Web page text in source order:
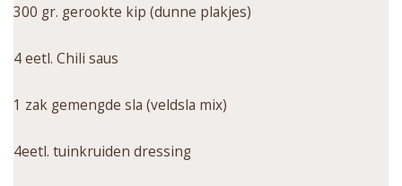
300 gr. gerookte kip (dunne plakjes)
4 eetl. Chili saus
1 zak gemengde sla (veldsla mix)
4eetl. tuinkruiden dressing